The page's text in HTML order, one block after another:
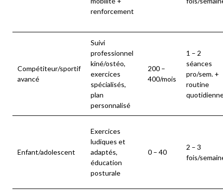
renforcement
Compétiteur/sportif
avancé
Suivi
professionnel
kiné/ostéo,
exercices
spécialisés,
plan
personnalisé
200 –
400/mois
1 – 2
séances
pro/sem. +
routine
Enfant/adolescent
Exercices
ludiques et
adaptés,
éducation
posturale
0 – 40
2 – 3
fois/